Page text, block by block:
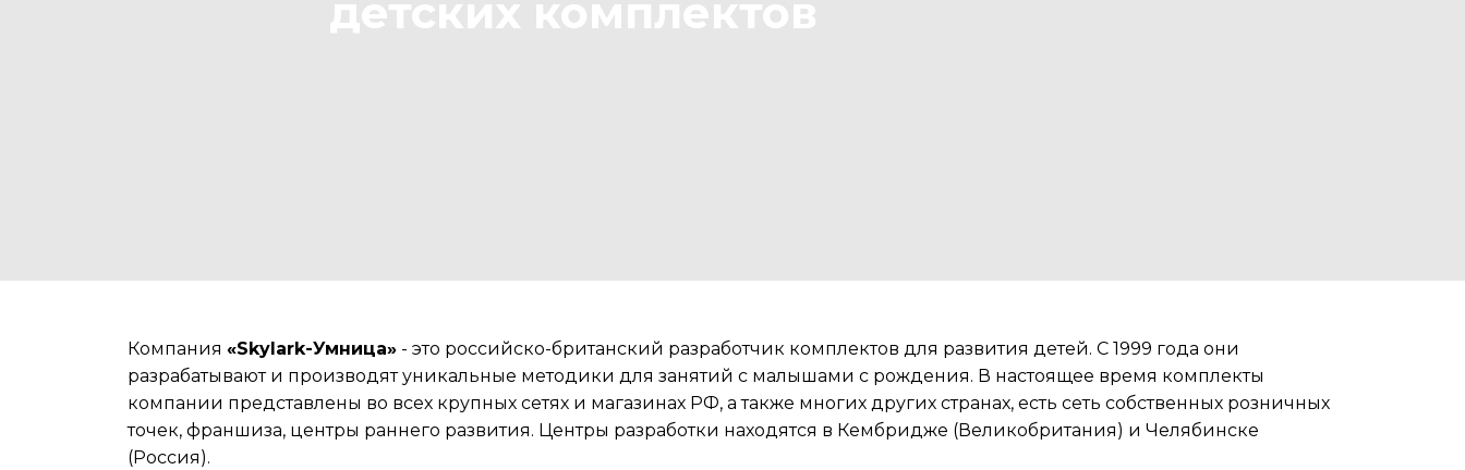
детских комплектов
Компания «Skylark-Умница» - это российско-британский разработчик комплектов для развития детей. С 1999 года они
разрабатывают и производят уникальные методики для занятий с малышами с рождения. В настоящее время комплекты
компании представлены во всех крупных сетях и магазинах РФ, а также многих других странах, есть сеть собственных розничных
точек, франшиза, центры раннего развития. Центры разработки находятся в Кембридже (Великобритания) и Челябинске
(Россия).